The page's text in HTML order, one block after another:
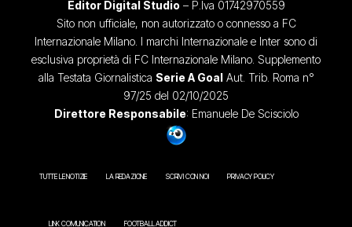
Editor Digital Studio – P.Iva 01742970559
Sito non ufficiale, non autorizzato o connesso a FC
Internazionale Milano. I marchi Internazionale e Inter sono di
esclusiva proprietà di FC Internazionale Milano. Supplemento
alla Testata Giornalistica Serie A GoalAut. Trib. Roma n°
97/25 del 02/10/2025
Direttore Responsabile: Emanuele De Scisciolo
TUTTE LE NOTIZIE LA REDAZIONE SCRIVI CON NOI PRIVACY POLICY
LINK COMUNICATION FOOTBALL ADDICT